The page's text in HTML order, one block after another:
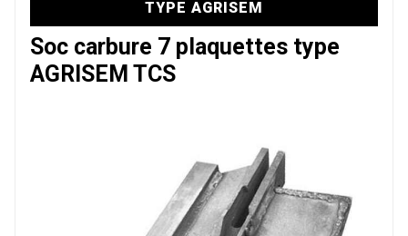
TYPE AGRISEM
Soc carbure 7 plaquettes type
AGRISEM TCS